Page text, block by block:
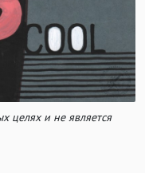
целях и не является